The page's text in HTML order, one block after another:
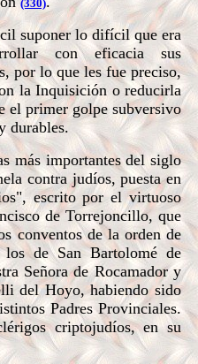
(330)
suponer lo difícil que era
con eficacia sus
por lo que les fue preciso,
la Inquisición o reducirla
el primer golpe subversivo
durables.
más importantes del siglo
contra judíos, puesta en
escrito por el virtuoso
de Torrejoncillo, que
conventos de la orden de
los de San Bartolomé de
Señora de Rocamador y
del Hoyo, habiendo sido
Padres Provinciales.
criptojudíos, en su